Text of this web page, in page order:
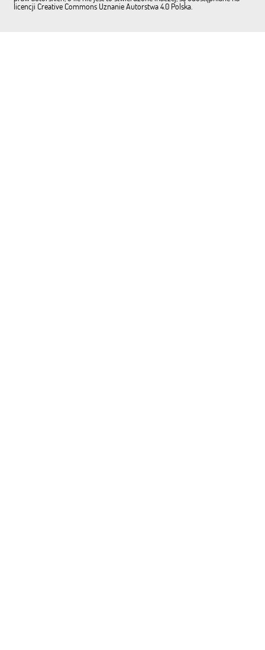
licencji Creative Commons Uznanie Autorstwa 4.0 Polska.